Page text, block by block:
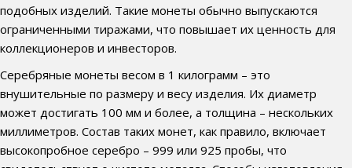
подобных изделий. Такие монеты обычно выпускаются
ограниченными тиражами, что повышает их ценность для
коллекционеров и инвесторов.
Серебряные монеты весом в 1 килограмм – это
внушительные по размеру и весу изделия. Их диаметр
может достигать 100 мм и более, а толщина – нескольких
миллиметров. Состав таких монет, как правило, включает
высокопробное серебро – 999 или 925 пробы, что